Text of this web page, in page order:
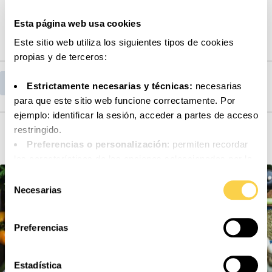
Esta página web usa cookies
Este sitio web utiliza los siguientes tipos de cookies
propias y de terceros:
Estrictamente necesarias y técnicas: necesarias
para que este sitio web funcione correctamente. Por
ejemplo: identificar la sesión, acceder a partes de acceso
restringido.
Preferencias o personalización: permiten recordar
Análisis o medición
: para medir la actividad, usos y
disponibles con el fin de introducir mejoras o nuevos
servicios.
funcionamiento de algunos servicios y funcionalidades
Selección
Necesarias
Preferencias
Estadística
Volver al listado de publicaciones
Lee nuestras últimas publicaciones